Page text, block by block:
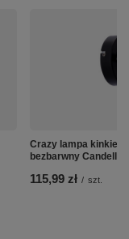
Crazy lampa kinkiet
bezbarwny
115,99 zł / szt.